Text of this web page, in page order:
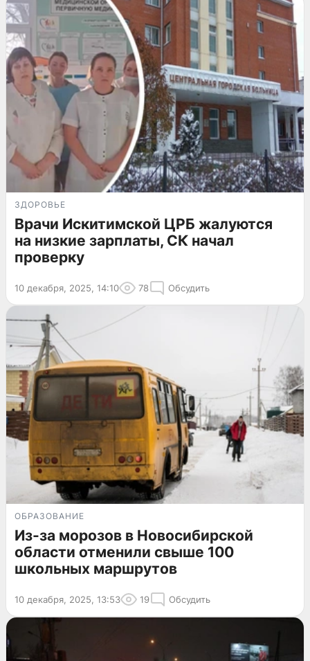
ЗДОРОВЬЕ
Врачи Искитимской ЦРБ жалуются
на низкие зарплаты, СК начал
проверку
10 декабря, 2025, 14:10 78 Обсудить
ОБРАЗОВАНИЕ
Из-за морозов в Новосибирской
области отменили свыше 100
школьных маршрутов
10 декабря, 2025, 13:53 19 Обсудить